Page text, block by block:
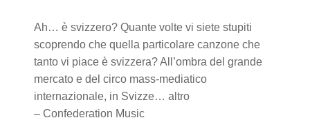
Ah… è svizzero? Quante volte vi siete stupiti
scoprendo che quella particolare canzone che
tanto vi piace è svizzera? All’ombra del grande
mercato e del circo mass-mediatico
internazionale, in Svizze… altro
– Confederation Music